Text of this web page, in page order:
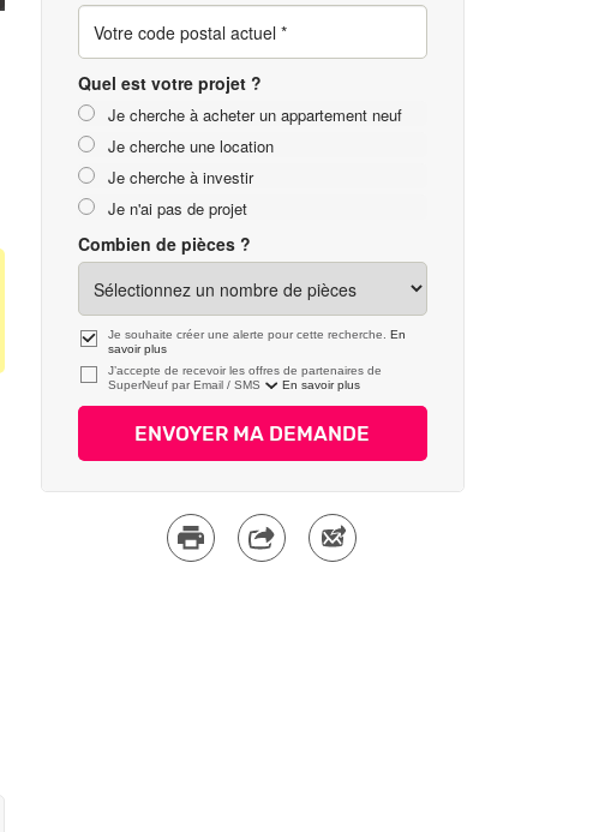
Quel est votre projet ?
Je cherche à acheter un appartement neuf
Je cherche une location
Je cherche à investir
Je n'ai pas de projet
Combien de pièces ?
Je souhaite créer une alerte pour cette recherche. En
savoir plus
J’accepte de recevoir les offres de partenaires de
SuperNeuf par
En savoir plus
ENVOYER MA DEMANDE